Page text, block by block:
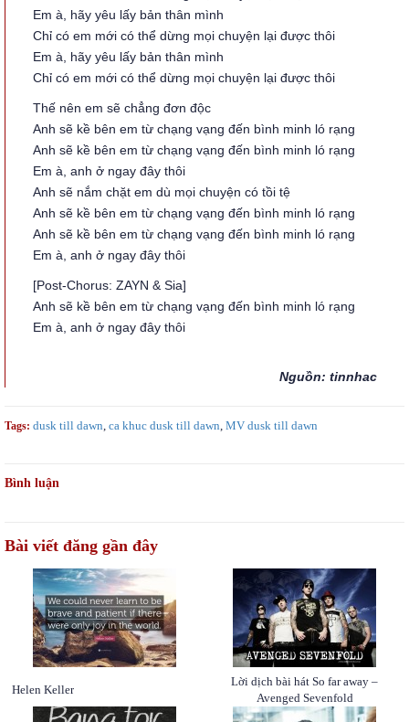
Em à, hãy yêu lấy bản thân mình
Chỉ có em mới có thể dừng mọi chuyện lại được thôi
Em à, hãy yêu lấy bản thân mình
Chỉ có em mới có thể dừng mọi chuyện lại được thôi
Thế nên em sẽ chẳng đơn độc
Anh sẽ kề bên em từ chạng vạng đến bình minh ló rạng
Anh sẽ kề bên em từ chạng vạng đến bình minh ló rạng
Em à, anh ở ngay đây thôi
Anh sẽ nắm chặt em dù mọi chuyện có tồi tệ
Anh sẽ kề bên em từ chạng vạng đến bình minh ló rạng
Anh sẽ kề bên em từ chạng vạng đến bình minh ló rạng
Em à, anh ở ngay đây thôi
[Post-Chorus: ZAYN & Sia]
Anh sẽ kề bên em từ chạng vạng đến bình minh ló rạng
Em à, anh ở ngay đây thôi
Nguồn: tinnhac
Tags: dusk till dawn, ca khuc dusk till dawn, MV dusk till dawn
Bình luận
Bài viết đăng gần đây
Helen Keller
Lời dịch bài hát So far away –
Avenged Sevenfold